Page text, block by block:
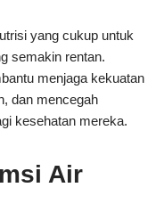
yang cukup untuk
semakin rentan.
menjaga kekuatan
dan mencegah
kesehatan mereka.
Air